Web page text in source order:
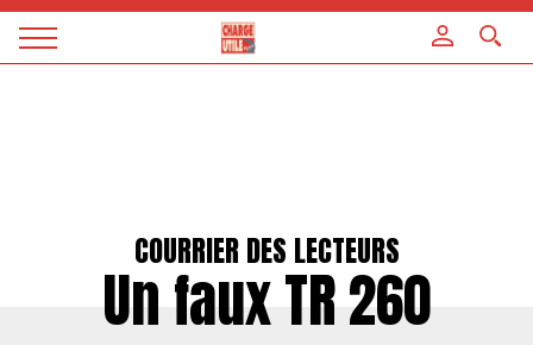
Magazine
COURRIER DES LECTEURS
Un faux TR 260
Panneau de gestion des cookies